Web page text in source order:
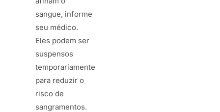
sangue, informe
seu médico.
Eles podem ser
suspensos
temporariamente
para reduzir o
risco de
sangramentos.